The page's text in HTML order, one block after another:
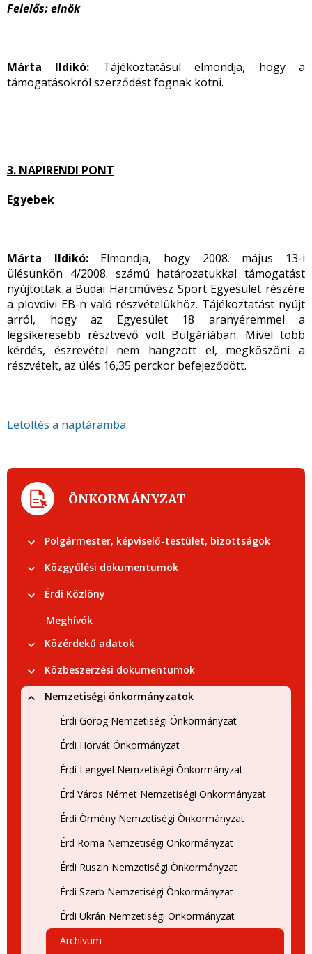
Felelős: elnök
Márta Ildikó: Tájékoztatásul elmondja, hogy a
támogatásokról szerződést fognak kötni.
3. NAPIRENDI PONT
Egyebek
Márta Ildikó:Elmondja, hogy 2008. május 13-i
ülésünkön 4/2008. számú határozatukkal támogatást
nyújtottak a Budai Harcművész Sport Egyesület részére
a plovdivi EB-n való részvételükhöz. Tájékoztatást nyújt
arról, hogy az Egyesület 18 aranyéremmel a
legsikeresebb résztvevő volt Bulgáriában. Mivel több
kérdés, észrevétel nem hangzott el, megköszöni a
részvételt, az ülés 16,35 perckor befejeződött.
Letöltés a naptáramba
ÖNKORMÁNYZAT
Polgármester, képviselő-testület, bizottságok
Közgyűlési dokumentumok
Érdi Közlöny
Meghívók
Közérdekű adatok
Közbeszerzési dokumentumok
Nemzetiségi önkormányzatok
Érdi Görög Nemzetiségi Önkormányzat
Érdi Horvát Önkormányzat
Érdi Lengyel Nemzetiségi Önkormányzat
Érd Város Német Nemzetiségi Önkormányzat
Érdi Örmény Nemzetiségi Önkormányzat
Érd Roma Nemzetiségi Önkormányzat
Érdi Ruszin Nemzetiségi Önkormányzat
Érdi Szerb Nemzetiségi Önkormányzat
Érdi Ukrán Nemzetiségi Önkormányzat
Archívum